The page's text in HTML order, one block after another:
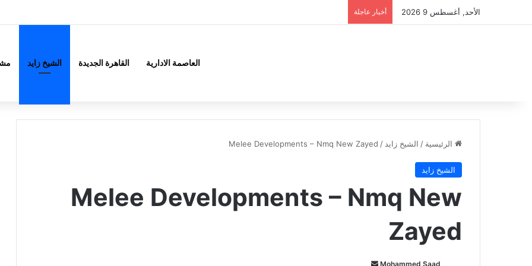
الأحد, أغسطس 9 2026 أخبار عاجلة
العاصمة الادارية القاهرة الجديدة الشيخ زايد
الرئيسية / الشيخ زايد /
Melee Developments – Nmq New Zayed
الشيخ زايد
Melee Developments – Nmq New
Zayed
Mohammed Saad